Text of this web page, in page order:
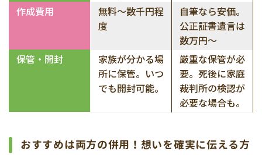
作成費用
無料～数千円程
度
自筆なら安価。
公正証書遺言は
数万円～
保管・開封
家族が分かる場
所に保管。いつ
でも開封可能。
厳重な保管が必
要。死後に家庭
裁判所の検認が
必要な場合も。
おすすめは両方の併用！想いを確実に伝える方